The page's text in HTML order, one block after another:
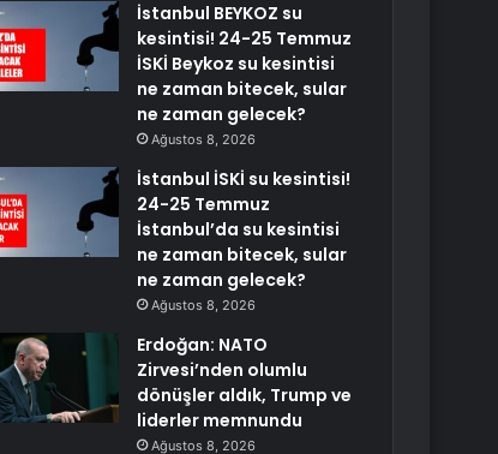
İstanbul BEYKOZ su
kesintisi! 24-25 Temmuz
İSKİ Beykoz su kesintisi
ne zaman bitecek, sular
ne zaman gelecek?
Ağustos 8, 2026
İstanbul İSKİ su kesintisi!
24-25 Temmuz
İstanbul’da su kesintisi
ne zaman bitecek, sular
ne zaman gelecek?
Ağustos 8, 2026
Erdoğan: NATO
Zirvesi’nden olumlu
dönüşler aldık, Trump ve
liderler memnundu
Ağustos 8, 2026